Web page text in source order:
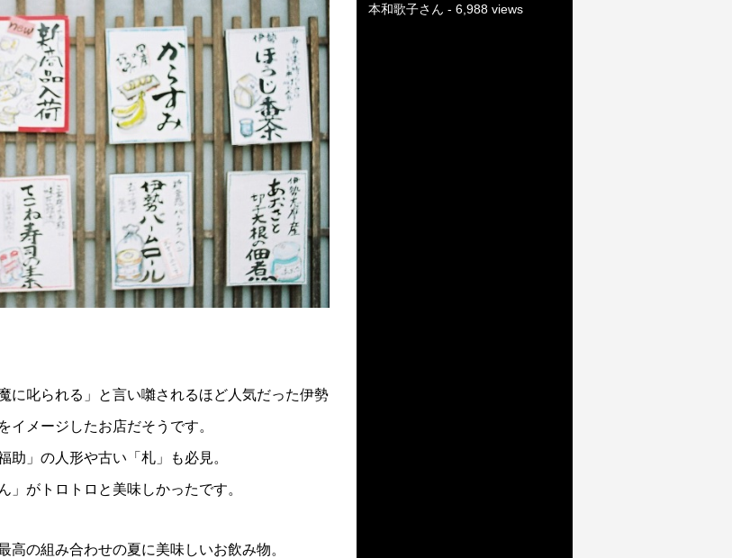
に叱られる」と言い囃されるほど人気だった伊勢
メージしたお店だそうです。
助」の人形や古い「札」も必見。
がトロトロと美味しかったです。
の組み合わせの夏に美味しいお飲み物。
本和歌子さん - 6,988 views